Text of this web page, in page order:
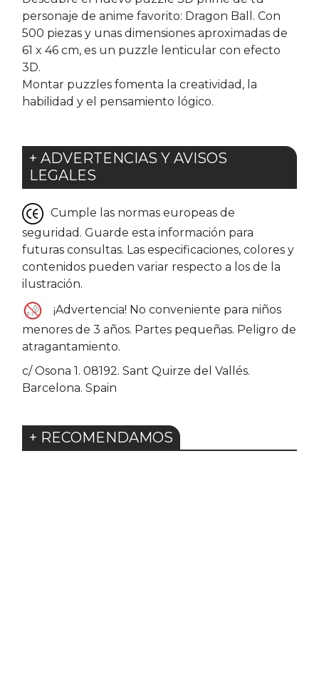
personaje de anime favorito: Dragon Ball. Con
500 piezas y unas dimensiones aproximadas de
61 x 46 cm, es un puzzle lenticular con efecto
3D.
Montar puzzles fomenta la creatividad, la
habilidad y el pensamiento lógico.
+ ADVERTENCIAS Y AVISOS
LEGALES
Cumple las normas europeas de
seguridad. Guarde esta información para
futuras consultas. Las especificaciones, colores y
contenidos pueden variar respecto a los de la
ilustración.
¡Advertencia! No conveniente para niños
menores de 3 años. Partes pequeñas. Peligro de
atragantamiento.
c/ Osona 1. 08192. Sant Quirze del Vallés.
Barcelona. Spain
+ RECOMENDAMOS